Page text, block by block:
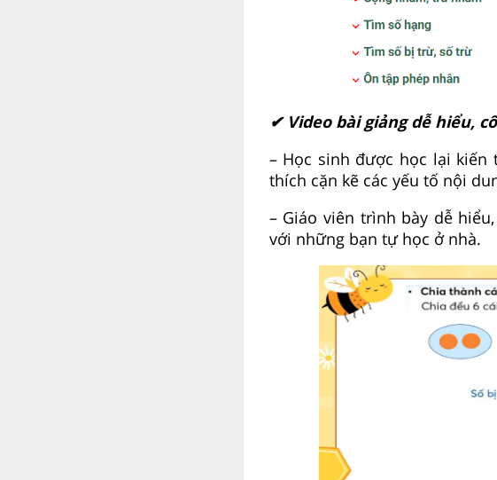
✔ Video bài giảng dễ hiểu,
– Học sinh được học lại
thích cặn kẽ các yếu tố nội
– Giáo viên trình bày dễ
với những bạn tự học ở nhà.